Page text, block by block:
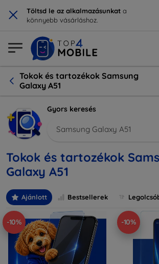
× Töltsd le az alkalmazásunkat a
könnyebb vásárláshoz.
Tokok és tartozékok Samsung
Galaxy A51
Gyors keresés
Samsung Galaxy A51
Tokok és tartozékok
Galaxy A51
Ajánlott Bestsellerek
-10% -10%